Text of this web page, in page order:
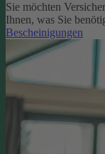
Sie möchten
Ihnen, was Sie
Bescheinigungen